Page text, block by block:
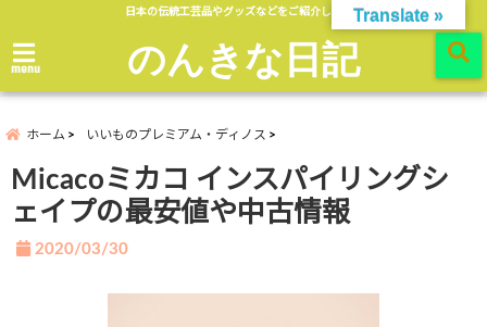
日本の伝統工芸品やグッズなどをご紹介します。
menu のんきな日記
ホーム いいものプレミアム・ディノス
Micacoミカコ インスパイリングシ
ェイプの最安値や中古情報
2020/03/30
Translate »